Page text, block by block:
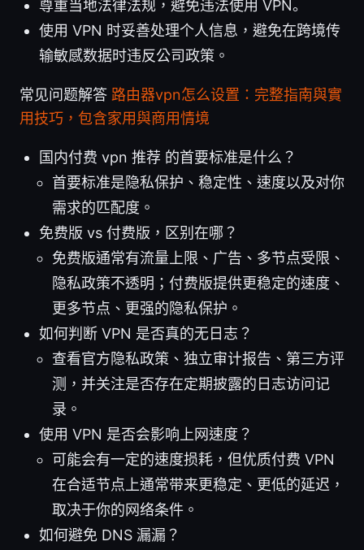
尊重当地法律法规，避免违法使用 VPN。
使用 VPN 时妥善处理个人信息，避免在跨境传
输敏感数据时违反公司政策。
常见问题解答 路由器vpn怎么设置：完整指南與實
用技巧，包含家用與商用情境
国内付费 vpn 推荐 的首要标准是什么？
首要标准是隐私保护、稳定性、速度以及对你
需求的匹配度。
免费版 vs 付费版，区别在哪？
免费版通常有流量上限、广告、多节点受限、
隐私政策不透明；付费版提供更稳定的速度、
更多节点、更强的隐私保护。
如何判断 VPN 是否真的无日志？
查看官方隐私政策、独立审计报告、第三方评
测，并关注是否存在定期披露的日志访问记
录。
使用 VPN 是否会影响上网速度？
可能会有一定的速度损耗，但优质付费 VPN
在合适节点上通常带来更稳定、更低的延迟，
取决于你的网络条件。
如何避免 DNS 漏漏？